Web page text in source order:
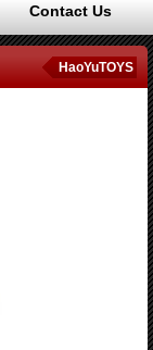
Contact Us
HaoYuTOYS